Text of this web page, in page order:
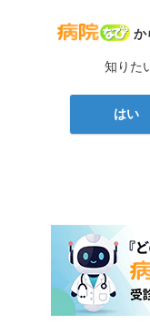
病
か
知りた
はい